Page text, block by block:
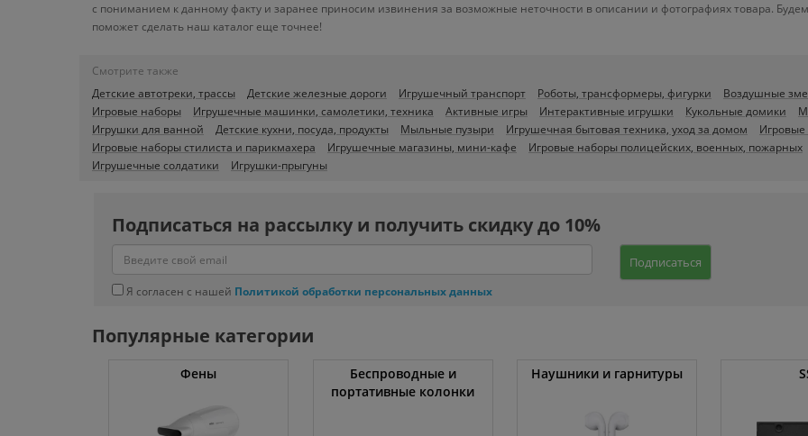
с пониманием к данному факту и заранее приносим извинения за возможные неточности в описании и фотографиях товара.
поможет сделать наш каталог еще точнее!
Смотрите также
Детские автотреки, трассы
Детские железные дороги Игрушечный транспорт Роботы, трансформеры, фигурки Воздушные
Игровые наборы
Игрушечные машинки, самолетики, техника Активные игры Интерактивные игрушки Кукольные домики
Игрушки для ванной
Детские кухни, посуда, продукты Мыльные пузыри Игрушечная бытовая техника, уход за домом
Игровые
Игровые наборы стилиста и парикмахера
Игрушечные магазины, мини-кафе Игровые наборы полицейских, военных, пожарных
Игрушечные солдатики
Игрушки-прыгуны
Подписаться на рассылку и получить скидку до 10%
Подписаться
Я согласен с нашей Политикой обработки персональных данных
Популярные категории
Фены
Беспроводные и
портативные колонки
Наушники и гарнитуры